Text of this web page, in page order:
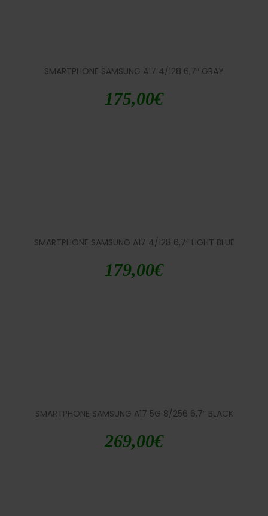
SMARTPHONE SAMSUNG A17 4/128 6,7″ GRAY
175,00€
SMARTPHONE SAMSUNG A17 4/128 6,7″ LIGHT BLUE
179,00€
SMARTPHONE SAMSUNG A17 5G 8/256 6,7″ BLACK
269,00€